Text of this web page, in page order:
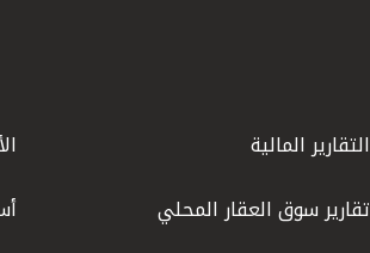
التقارير المالية
تقارير سوق العقار المحلي